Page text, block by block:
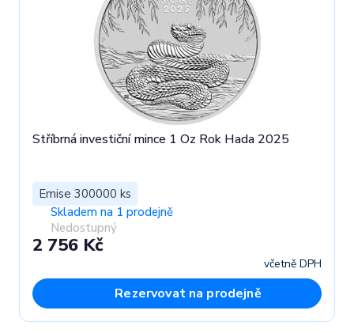
Stříbrná investiční mince 1 Oz Rok Hada 2025
Emise 300000 ks
Skladem na 1 prodejně
Nedostupný
2 756 Kč
včetně DPH
Rezervovat na prodejně